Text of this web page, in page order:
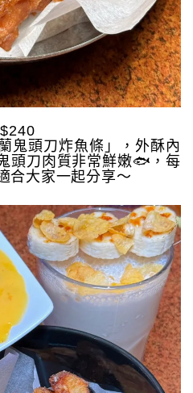
鬼頭刀炸魚條」，外酥內
頭刀肉質非常鮮嫩🐟，每
合大家一起分享～